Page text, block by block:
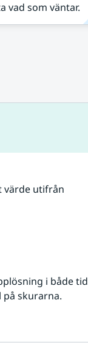
vad som väntar.
värde utifrån
i både tid
skurarna.